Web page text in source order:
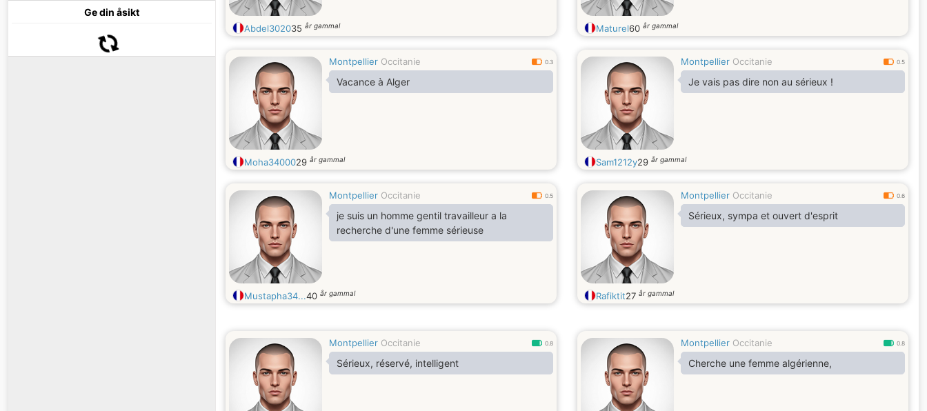
Ge din åsikt
Abdel302035 år gammal Maturel60 år gammal
Montpellier Occitanie 0.3
Vacance à Alger
Moha3400029 år gammal
Montpellier Occitanie 0.5
Je vais pas dire non au sérieux !
Sam1212y29 år gammal
Montpellier Occitanie 0.5
je suis un homme gentil travailleur a la
recherche d'une femme sérieuse
Mustapha34...40 år gammal
Montpellier Occitanie 0.6
Sérieux, sympa et ouvert d'esprit
Rafiktit27 år gammal
Montpellier Occitanie 0.8
Sérieux, réservé, intelligent
Montpellier Occitanie 0.8
Cherche une femme algérienne,